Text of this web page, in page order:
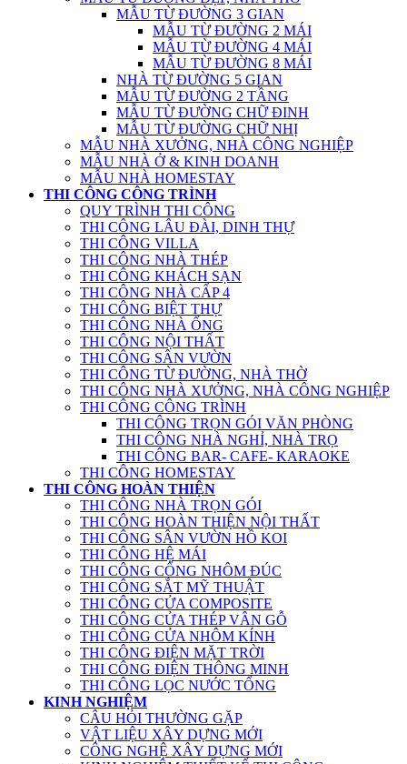
MẪU TỪ ĐƯỜNG 3 GIAN
MẪU TỪ ĐƯỜNG 2 MÁI
MẪU TỪ ĐƯỜNG 4 MÁI
MẪU TỪ ĐƯỜNG 8 MÁI
NHÀ TỪ ĐƯỜNG 5 GIAN
MẪU TỪ ĐƯỜNG 2 TẦNG
MẪU TỪ ĐƯỜNG CHỮ ĐINH
MẪU TỪ ĐƯỜNG CHỮ NHỊ
MẪU NHÀ XƯỞNG, NHÀ CÔNG NGHIỆP
MẪU NHÀ Ở & KINH DOANH
MẪU NHÀ HOMESTAY
THI CÔNG CÔNG TRÌNH
QUY TRÌNH THI CÔNG
THI CÔNG LÂU ĐÀI, DINH THỰ
THI CÔNG VILLA
THI CÔNG NHÀ THÉP
THI CÔNG KHÁCH SẠN
THI CÔNG NHÀ CẤP 4
THI CÔNG BIỆT THỰ
THI CÔNG NHÀ ỐNG
THI CÔNG NỘI THẤT
THI CÔNG SÂN VƯỜN
THI CÔNG TỪ ĐƯỜNG, NHÀ THỜ
THI CÔNG NHÀ XƯỞNG, NHÀ CÔNG NGHIỆP
THI CÔNG CÔNG TRÌNH
THI CÔNG TRỌN GÓI VĂN PHÒNG
THI CÔNG NHÀ NGHỈ, NHÀ TRỌ
THI CÔNG BAR- CAFE- KARAOKE
THI CÔNG HOMESTAY
THI CÔNG HOÀN THIỆN
THI CÔNG NHÀ TRỌN GÓI
THI CÔNG HOÀN THIỆN NỘI THẤT
THI CÔNG SÂN VƯỜN HỒ KOI
THI CÔNG HỆ MÁI
THI CÔNG CỔNG NHÔM ĐÚC
THI CÔNG SẮT MỸ THUẬT
THI CÔNG CỬA COMPOSITE
THI CÔNG CỬA THÉP VÂN GỖ
THI CÔNG CỬA NHÔM KÍNH
THI CÔNG ĐIỆN MẶT TRỜI
THI CÔNG ĐIỆN THÔNG MINH
THI CÔNG LỌC NƯỚC TỔNG
KINH NGHIỆM
CÂU HỎI THƯỜNG GẶP
VẬT LIỆU XÂY DỰNG MỚI
CÔNG NGHỆ XÂY DỰNG MỚI